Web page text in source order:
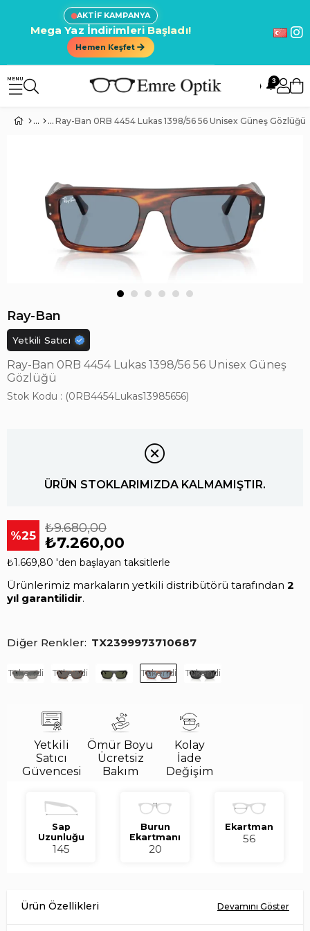
AKTİF KAMPANYA
Mega Yaz İndirimleri Başladı!
Hemen Keşfet
🔔
3
Ray-Ban 0RB 4454 Lukas 1398/56 56 Unisex Güneş Gözlüğü
Ray-Ban
Yetkili Satıcı
Ray-Ban 0RB 4454 Lukas 1398/56 56 Unisex Güneş
Gözlüğü
Stok Kodu (0RB4454Lukas13985656)
ÜRÜN STOKLARIMIZDA KALMAMIŞTIR.
25 ₺9.680,00
₺7.260,00
₺1.669,80 'den başlayan taksitlerle
Ürünlerimiz markaların yetkili distribütörü tarafından 2
yıl garantilidir.
Diğer Renkler TX2399973710687
Tükendi Tükendi Tükendi Tükendi
Yetkili
Satıcı
Güvencesi
Ömür Boyu
Ücretsiz
Bakım
Kolay
İade
Değişim
Sap
Uzunluğu
145
Burun
Ekartmanı
20
Ekartman
56